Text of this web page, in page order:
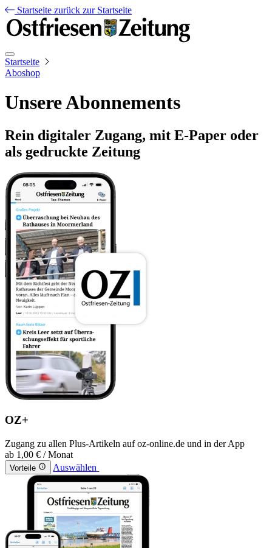
Startseite zurück zur Startseite
Startseite
Aboshop
Unsere Abonnements
Rein digitaler Zugang, mit E-Paper oder
als gedruckte Zeitung
OZ+
Zugang zu allen Plus-Artikeln auf oz-online.de und in der App
ab 1,00 € / Monat
Vorteile Auswählen